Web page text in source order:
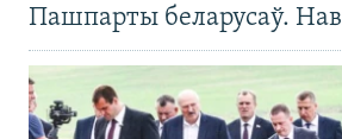
Пашпарты беларусаў.